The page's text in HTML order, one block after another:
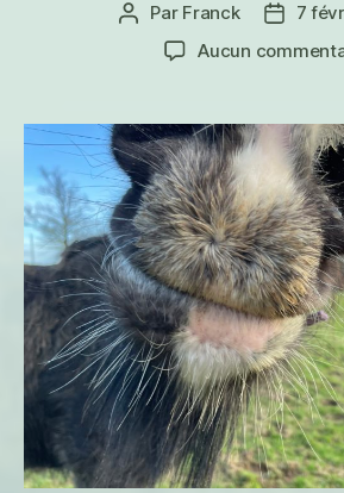
Auteur
l’article
Par Franck
Date
7
Aucun